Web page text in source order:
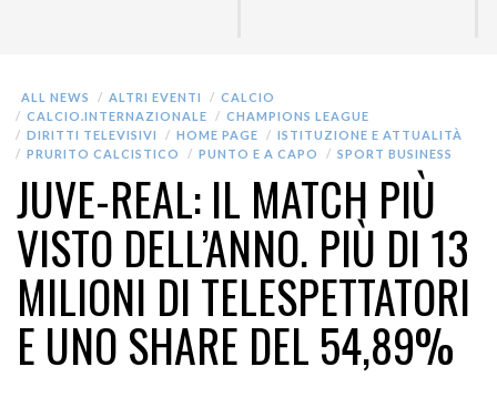
ALL NEWS ALTRI EVENTI
CALCIO
CALCIO.INTERNAZIONALE
CHAMPIONS LEAGUE
DIRITTI TELEVISIVI
HOME PAGE
ISTITUZIONE E ATTUALITÀ
PRURITO CALCISTICO
PUNTO E A CAPO SPORT BUSINESS
JUVE-REAL: IL MATCH PIÙ
VISTO DELL’ANNO. PIÙ DI 13
MILIONI DI TELESPETTATORI
E UNO SHARE DEL 54,89%